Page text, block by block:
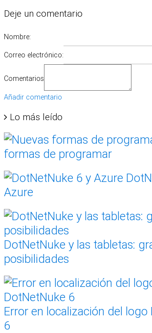
Deje un comentario
Nombre:
Correo electrónico:
Comentarios
Añadir comentario
Lo más leído
formas de programar
Azure
DotNetNuke y las tabletas:
posibilidades
Error en localización del logo
6